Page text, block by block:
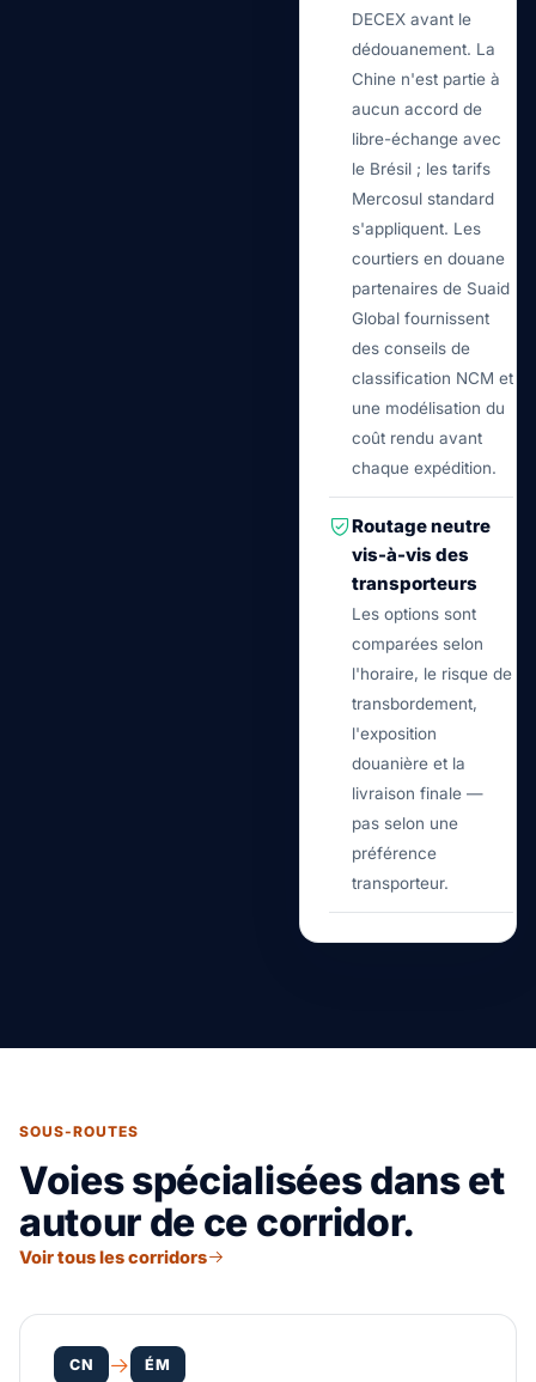
DECEX avant le
dédouanement. La
Chine n'est partie à
aucun accord de
libre-échange avec
le Brésil ; les tarifs
Mercosul standard
s'appliquent. Les
courtiers en douane
partenaires de Suaid
Global fournissent
des conseils de
classification NCM et
une modélisation du
coût rendu avant
chaque expédition.
Routage neutre
vis-à-vis des
transporteurs
Les options sont
comparées selon
l'horaire, le risque de
transbordement,
l'exposition
douanière et la
livraison finale —
pas selon une
préférence
transporteur.
SOUS-ROUTES
Voies spécialisées dans et
autour de ce corridor.
Voir tous les corridors
CN ÉM